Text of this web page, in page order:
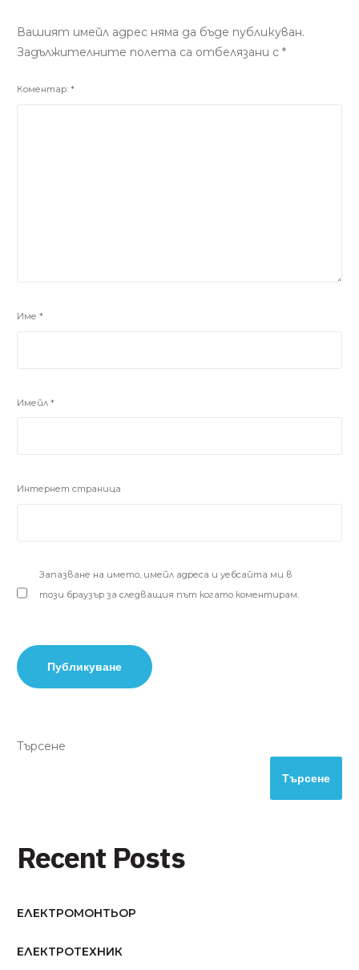
Вашият имейл адрес няма да бъде публикуван.
Задължителните полета са отбелязани с*
Коментар:*
Име*
Имейл*
Интернет страница
Запазване на името, имейл адреса и уебсайта ми в
този браузър за следващия път когато коментирам.
Търсене
Търсене
Recent Posts
ЕЛЕКТРОМОНТЬОР
ЕЛЕКТРОТЕХНИК